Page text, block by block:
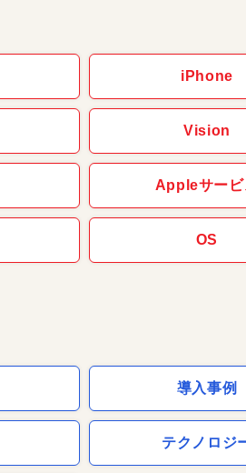
iPhone
Vision
Appleサービ
OS
導入事例
テクノロジ